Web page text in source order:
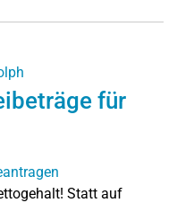
für
Statt auf